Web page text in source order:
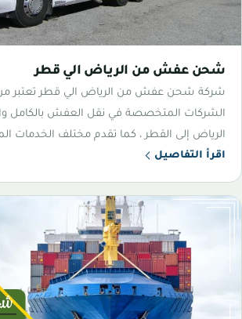
شحن عفش من الرياض الي قطر
شركة شحن عفش من الرياض الي قطر تعتبر
الشركات المتخصصة في نقل العفش بالكامل
الرياض إلى القطر ، كما تقدم مختلف الخدمات
اقرأ التفاصيل